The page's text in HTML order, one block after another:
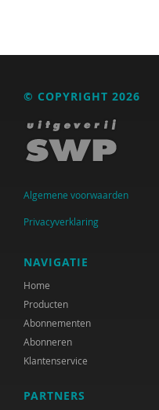
Anja van der Aa
Marja Aartsen
Yvonne Aartsen
Ido Abram
Nesrien Abu Ghazaleh
© COPYRIGHT 2026
Algemene voorwaarden
Privacyverklaring
NAVIGATIE
Home
Producten
Abonnementen
Abonneren
Klantenservice
PARTNERS